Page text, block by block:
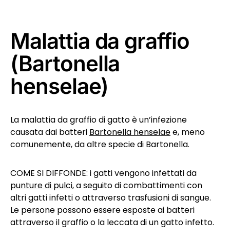
Malattia da graffio
(Bartonella
henselae)
La malattia da graffio di gatto è un’infezione
causata dai batteri Bartonella henselaee, meno
comunemente, da altre specie di Bartonella.
COME SI DIFFONDE: i gatti vengono infettati da
punture di pulci, a seguito di combattimenti con
altri gatti infetti o attraverso trasfusioni di sangue.
Le persone possono essere esposte ai batteri
attraverso il graffio o la leccata di un gatto infetto.